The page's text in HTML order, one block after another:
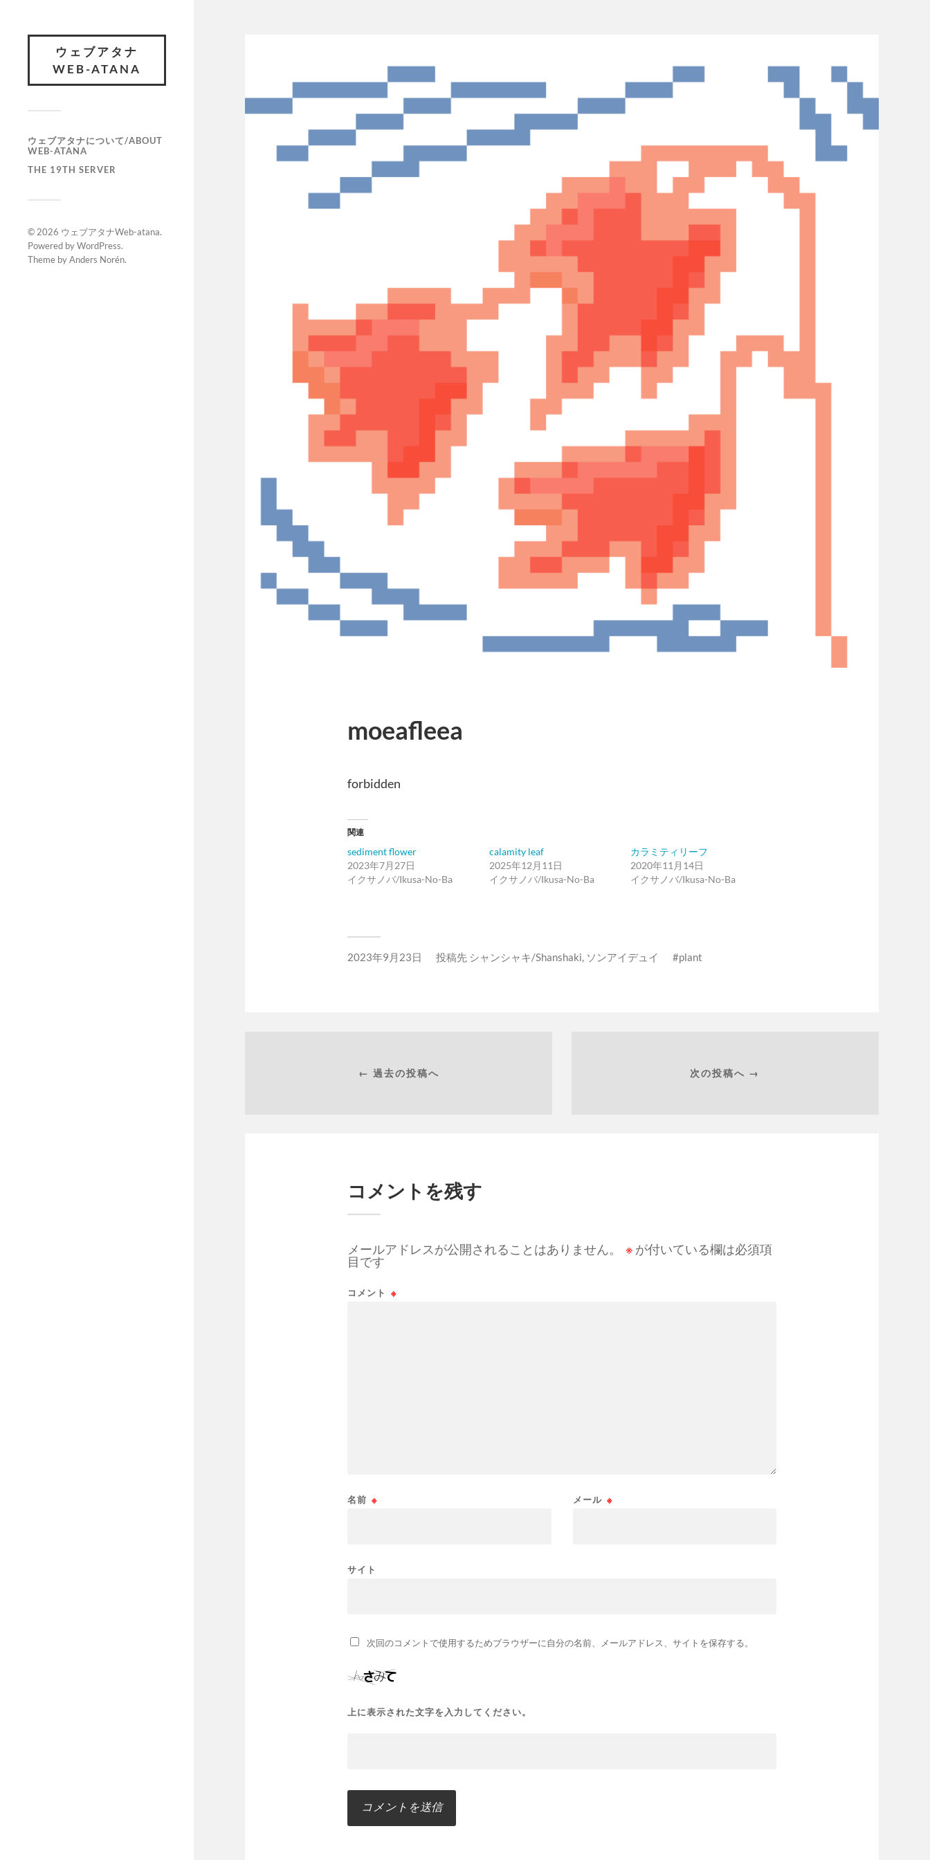
ウェブアタナ
WEB-ATANA
ウェブアタナについて/ABOUT
WEB-ATANA
THE 19TH SERVER
© 2026 ウェブアタナWeb-atana.
Powered byWordPress.
Theme byAnders Norén.
moeafleea
forbidden
関連
sediment flower
2023年7月27日
イクサノバ/Ikusa-No-Ba
calamity leaf
2025年12月11日
イクサノバ/Ikusa-No-Ba
カラミティリーフ
2020年11月14日
イクサノバ/Ikusa-No-Ba
2023年9月23日 投稿先 シャンシャキ/Shanshaki, ソンアイデュイ plant
← 過去の投稿へ 次の投稿へ →
コメントを残す
メールアドレスが公開されることはありません。 ※ が付いている欄は必須項
目です
コメント ※
名前 ※ メール ※
サイト
次回のコメントで使用するためブラウザーに自分の名前、メールアドレス、サイトを保存する。
上に表示された文字を入力してください。